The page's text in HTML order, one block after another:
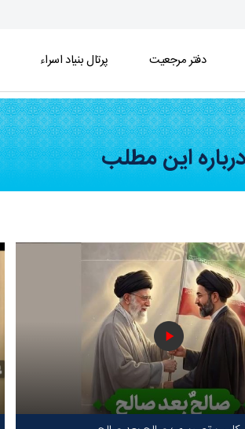
دفتر مرجعیت پرتال بنیاد اسراء
این مطلب